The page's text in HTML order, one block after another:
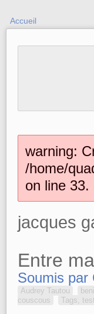
Accueil
warning:
/home/
on line 33.
jacques
Entre
Soumis par
Audrey Tautou
couscous
Tags,